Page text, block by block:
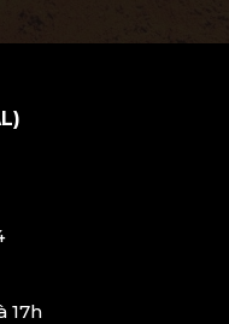
17h